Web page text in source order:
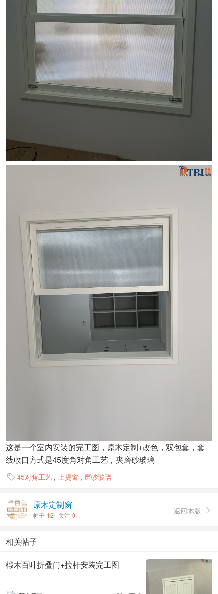
这是一个室内安装的完工图，原木定制+改色，双包套，套
线收口方式是45度角对角工艺，夹磨砂玻璃
 45对角工艺 , 上提窗 , 磨砂玻璃
原木定制窗
帖子 12 关注 0 返回本版 
相关帖子
椴木百叶折叠门+拉杆安装完工图